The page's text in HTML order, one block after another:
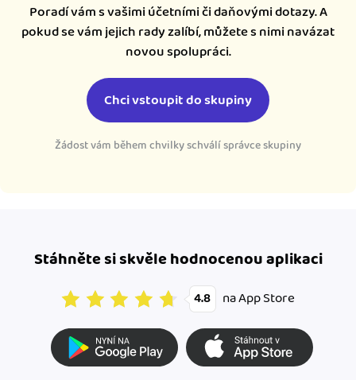
Poradí vám s vašimi účetními či daňovými dotazy. A
pokud se vám jejich rady zalíbí, můžete s nimi navázat
novou spolupráci.
Chci vstoupit do skupiny
Žádost vám během chvilky schválí správce skupiny
Stáhněte si skvěle hodnocenou aplikaci
4.8 na App Store